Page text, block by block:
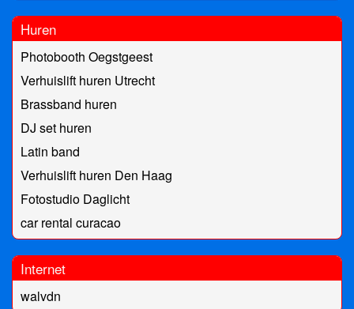
Huren
Photobooth Oegstgeest
Verhuislift huren Utrecht
Brassband huren
DJ set huren
Latin band
Verhuislift huren Den Haag
Fotostudio Daglicht
car rental curacao
Internet
walvdn